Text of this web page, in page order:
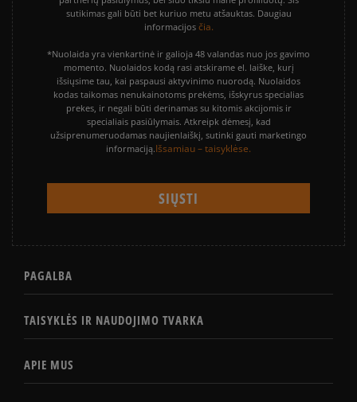
sutikimas gali būti bet kuriuo metu atšauktas. Daugiau
informacijos čia.
*Nuolaida yra vienkartinė ir galioja 48 valandas nuo jos gavimo
momento. Nuolaidos kodą rasi atskirame el. laiške, kurį
išsiųsime tau, kai paspausi aktyvinimo nuorodą. Nuolaidos
kodas taikomas nenukainotoms prekėms, išskyrus specialias
prekes, ir negali būti derinamas su kitomis akcijomis ir
specialiais pasiūlymais. Atkreipk dėmesį, kad
užsiprenumeruodamas naujienlaiškį, sutinki gauti marketingo
informaciją.Išsamiau – taisyklėse.
PAGALBA
TAISYKLĖS IR NAUDOJIMO TVARKA
APIE MUS